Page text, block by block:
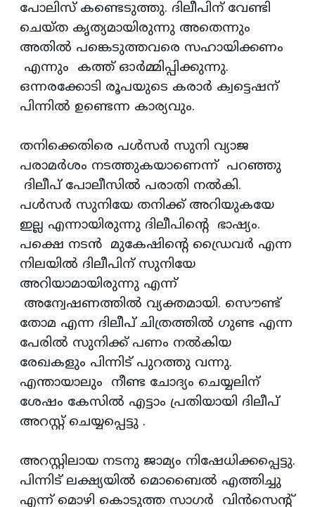
പോലിസ് കണ്ടെടുത്തു. ദിലീപിന് വേണ്ടി
ചെയ്ത കൃത്യമായിരുന്നു അതെന്നും
അതില്‍ പങ്കെടുത്തവരെ സഹായിക്കണം
എന്നും കത്ത് ഓര്‍മ്മിപ്പിക്കുന്നു.
ഒന്നരക്കോടി രൂപയുടെ കരാര്‍ ക്വട്ടെഷന്
പിന്നില്‍ ഉണ്ടെന്ന കാര്യവും.
തനിക്കെതിരെ പള്‍സര്‍ സുനി വ്യാജ
പരാമര്‍ശം നടത്തുകയാണെന്ന് പറഞ്ഞു
ദിലീപ് പോലീസില്‍ പരാതി നല്‍കി.
പള്‍സര്‍ സുനിയേ തനിക്ക് അറിയുകയേ
ഇല്ല എന്നായിരുന്നു ദിലീപിന്റെ ഭാഷ്യം.
പക്ഷെ നടന്‍ മുകേഷിന്റെ ഡ്രൈവര്‍ എന്ന
നിലയില്‍ ദിലീപിന് സുനിയേ
അറിയാമായിരുന്നു എന്ന്
അന്വേഷണത്തില്‍ വ്യക്തമായി. സൌണ്ട്
തോമ എന്ന ദിലീപ് ചിത്രത്തില്‍ ഗുണ്ട എന്ന
പേരില്‍ സുനിക്ക് പണം നല്‍കിയ
രേഖകളും പിന്നിട് പുറത്തു വന്നു.
എന്തായാലും നീണ്ട ചോദ്യം ചെയ്യലിന്
ശേഷം കേസില്‍ എട്ടാം പ്രതിയായി ദിലീപ്
അറസ്റ്റ് ചെയ്യപ്പെട്ടു .
അറസ്റ്റിലായ നടനു ജാമ്യം നിഷേധിക്കപ്പെട്ടു.
പിന്നിട് ലക്ഷ്യയില്‍ മൊബൈല്‍ എത്തിച്ചു
എന്ന് മൊഴി കൊടുത്ത സാഗര്‍ വിന്‍സെന്റ്